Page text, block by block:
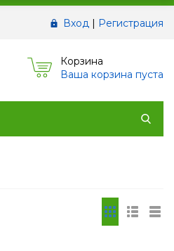
Вход | Регистрация
Корзина
Ваша корзина пуста